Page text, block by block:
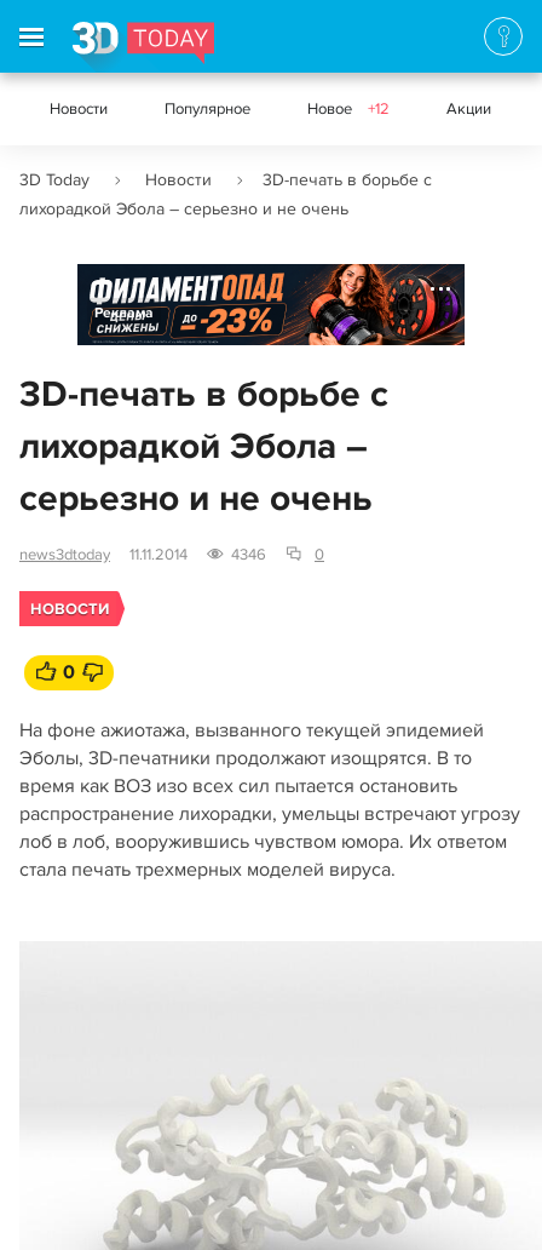
Новости Популярное Новое +12 Акции
3D Today Новости
3D-печать в борьбе с
лихорадкой Эбола – серьезно и не очень
Реклама
3D-печать в борьбе с
лихорадкой Эбола –
серьезно и не очень
news3dtoday 11.11.2014 4346 0
НОВОСТИ
0
На фоне ажиотажа, вызванного текущей эпидемией
Эболы, 3D-печатники продолжают изощрятся. В то
время как ВОЗ изо всех сил пытается остановить
распространение лихорадки, умельцы встречают угрозу
лоб в лоб, вооружившись чувством юмора. Их ответом
стала печать трехмерных моделей вируса.